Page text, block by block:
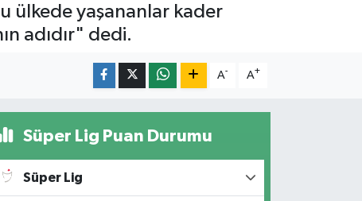
ülkede yaşananlar kader
adıdır" dedi.
A- A+
Süper Lig Puan Durumu
Süper Lig